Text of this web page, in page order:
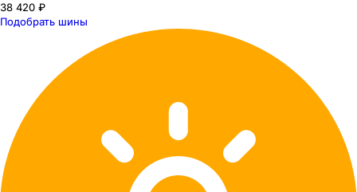
38 420 ₽
Подобрать шины